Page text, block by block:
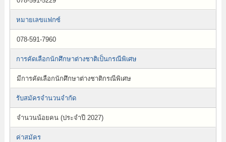
หมายเลขแฟกซ์
078-591-7960
การคัดเลือกนักศึกษาต่างชาติเป็นกรณีพิเศษ
มีการคัดเลือกนักศึกษาต่างชาติกรณีพิเศษ
รับสมัครจำนวนจำกัด
จำนวนน้อยคน (ประจำปี 2027)
ค่าสมัคร